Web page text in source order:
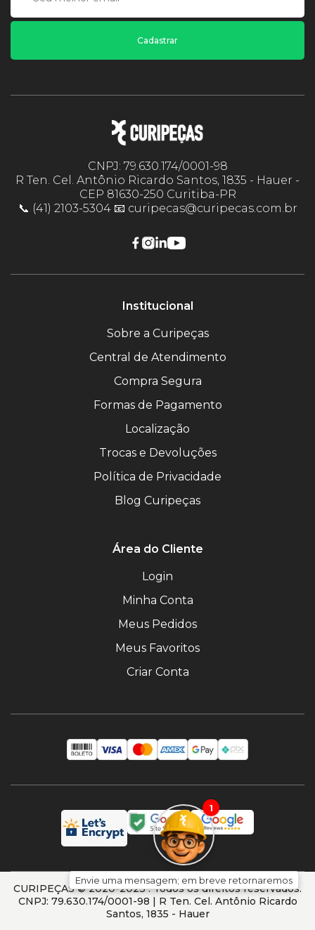
1
Envie uma mensagem; em breve retornaremos
Cadastrar
CNPJ: 79.630.174/0001-98
R Ten. Cel. Antônio Ricardo Santos, 1835 - Hauer -
CEP 81630-250 Curitiba-PR
📞 (41) 2103-5304 📧 curipecas@curipecas.com.br
Institucional
Sobre a Curipeças
Central de Atendimento
Compra Segura
Formas de Pagamento
Localização
Trocas e Devoluções
Política de Privacidade
Blog Curipeças
Área do Cliente
Login
Minha Conta
Meus Pedidos
Meus Favoritos
Criar Conta
CURIPEÇAS © 2020-2023 . Todos os direitos reservados.
CNPJ: 79.630.174/0001-98 | R Ten. Cel. Antônio Ricardo
Santos, 1835 - Hauer